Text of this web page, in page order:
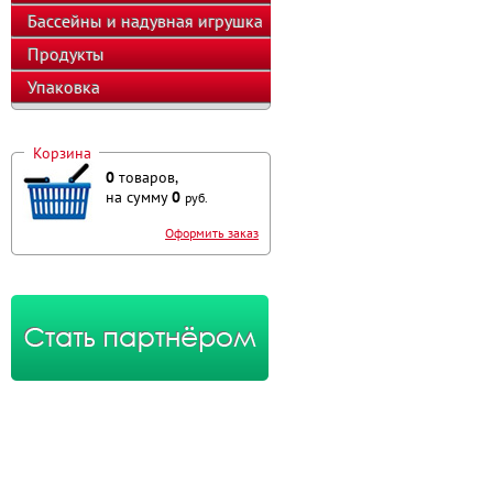
оборудование
Бассейны и надувная игрушка
Продукты
Упаковка
Корзина
0 товаров,
на сумму0 руб.
Оформить заказ